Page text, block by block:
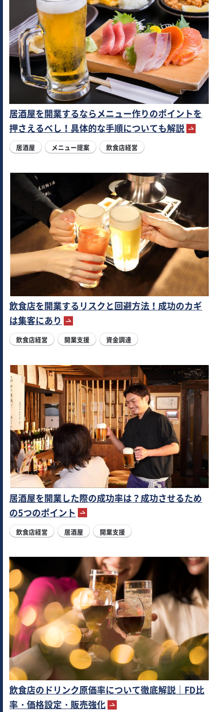
居酒屋を開業するならメニュー作りのポイントを
押さえるべし！具体的な手順についても解説
居酒屋 メニュー提案 飲食店経営
飲食店を開業するリスクと回避方法！成功のカギ
は集客にあり
飲食店経営 開業支援 資金調達
居酒屋を開業した際の成功率は？成功させるため
の5つのポイント
飲食店経営 居酒屋 開業支援
飲食店のドリンク原価率について徹底解説｜FD比
率・価格設定・販売強化